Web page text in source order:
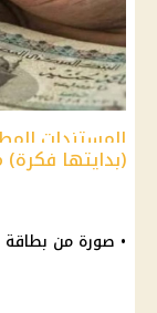
المستندات
(بدايتها
• صورة من